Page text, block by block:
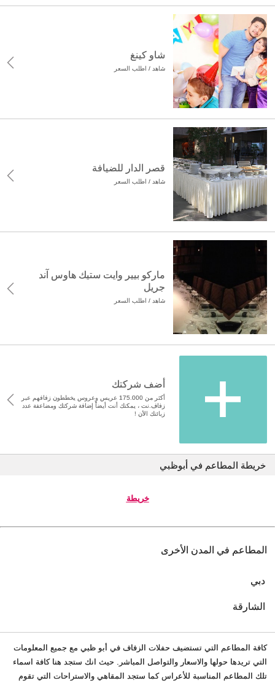
شاو كينغ
شاهد / اطلب السعر
قصر الدار للضيافة
شاهد / اطلب السعر
ماركو بيير وايت ستيك هاوس آند
جريل
شاهد / اطلب السعر
أضف شركتك
أكثر من 175.000 عريس وعروس يخططون زفافهم عبر
زفاف.نت ، يمكنك أنت أيضاً إضافة شركتك ومضاعفة عدد
زبائنك الأن !
خريطة المطاعم في أبوظبي
خريطة
المطاعم في المدن الأخرى
دبي
الشارقة
كافة المطاعم التي تستضيف حفلات الزفاف في أبو ظبي مع جميع المعلومات
التي تريدها حولها والاسعار والتواصل المباشر. حيث انك ستجد هنا كافة اسماء
تلك المطاعم المناسبة للأعراس كما ستجد المقاهي والاستراحات التي تقوم